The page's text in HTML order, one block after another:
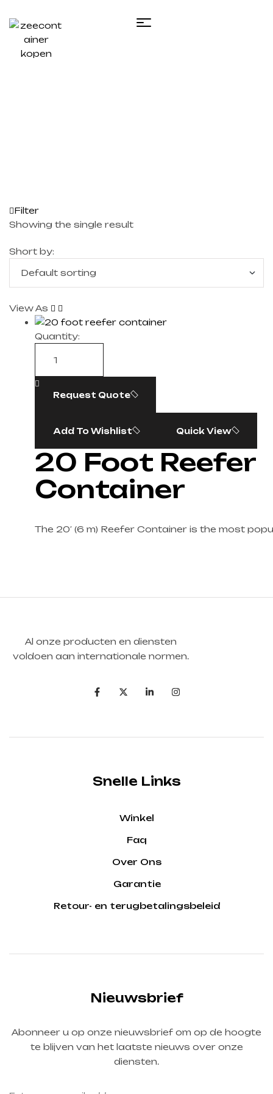
Filter
Showing the single result
Short by:
View As
Quantity:
Request Quote
Add To Wishlist Quick View
20 Foot Reefer
Container
The 20′ (6 m) Reefer Container is the most
Al onze producten en diensten
voldoen aan internationale normen.
Snelle Links
Winkel
Faq
Over Ons
Garantie
Retour- en terugbetalingsbeleid
Nieuwsbrief
Abonneer u op onze nieuwsbrief om op de hoogte
te blijven van het laatste nieuws over onze
diensten.